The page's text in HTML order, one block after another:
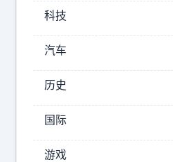
流
高
不
高
。
年
科技
汽车
历史
国际
游戏